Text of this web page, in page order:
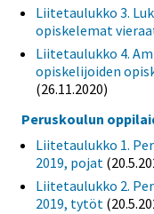
Liitetaulukko 3.
opiskelemat
Liitetaulukko 4.
opiskelijoiden
(26.11.2020)
Peruskoulun
Liitetaulukko 1.
2019, pojat
Liitetaulukko 2.
2019, tytöt